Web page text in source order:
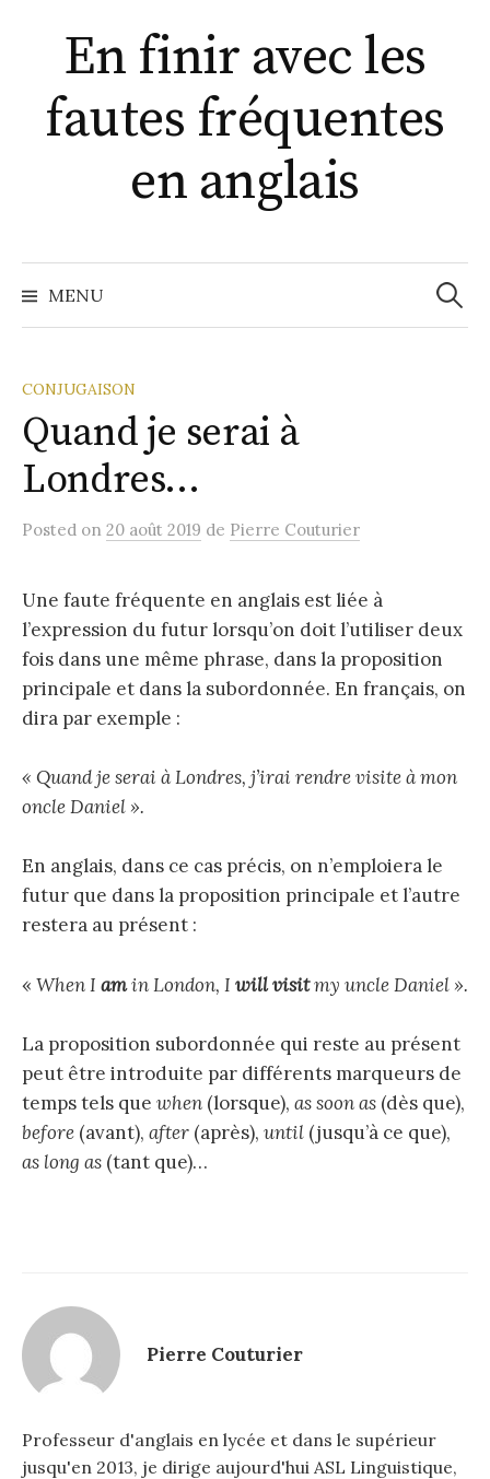
t
u
En finir avec les
fautes fréquentes
en anglais
MENU R
r
:
CONJUGAISON
Quand je serai à
Londres…
Posted on 20 août 2019 de Pierre Couturier
Une faute fréquente en anglais est liée à
l’expression du futur lorsqu’on doit l’utiliser deux
fois dans une même phrase, dans la proposition
principale et dans la subordonnée. En français, on
dira par exemple :
« Quand je serai à Londres, j’irai rendre visite à mon
oncle Daniel ».
En anglais, dans ce cas précis, on n’emploiera le
futur que dans la proposition principale et l’autre
restera au présent :
« When I amin London, I will visitmy uncle Daniel ».
La proposition subordonnée qui reste au présent
peut être introduite par différents marqueurs de
temps tels que when (lorsque), as soon as (dès que),
before (avant), after (après), until (jusqu’à ce que),
as long as (tant que)…
Pierre Couturier
Professeur d'anglais en lycée et dans le supérieur
jusqu'en 2013, je dirige aujourd'hui ASL Linguistique,